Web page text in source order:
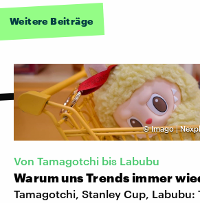
Weitere Beiträge
©Imago |
Von Tamagotchi bis Labubu
Warum uns Trends immer
Tamagotchi, Stanley Cup, Labubu: